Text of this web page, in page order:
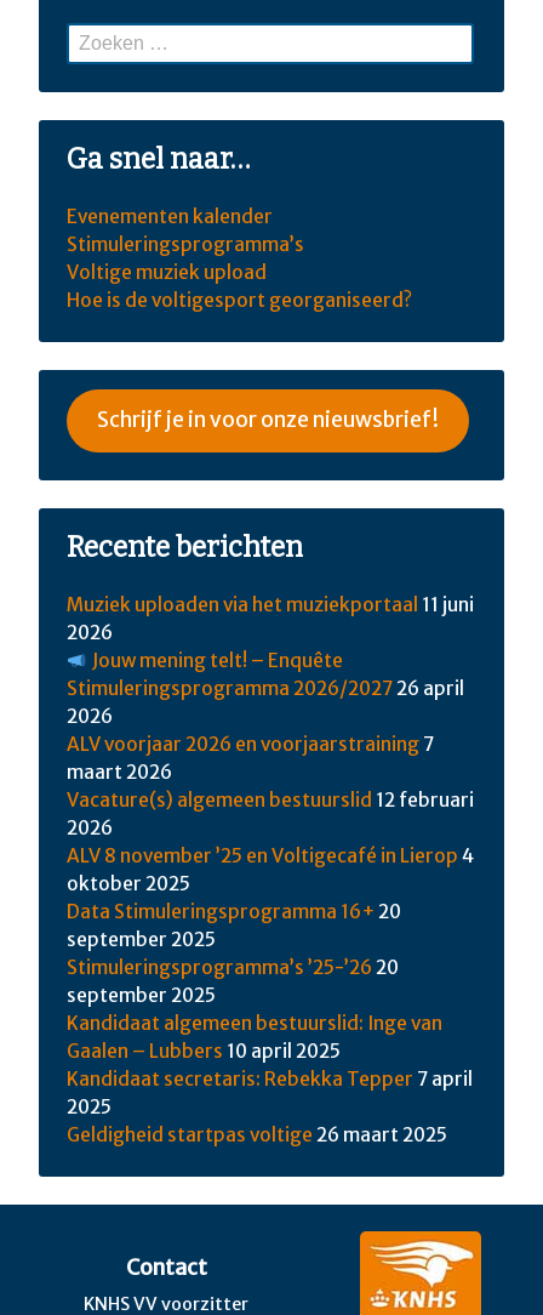
Zoeken
naar:
Ga snel naar…
Evenementen kalender
Stimuleringsprogramma’s
Voltige muziek upload
Hoe is de voltigesport georganiseerd?
Schrijf je in voor onze nieuwsbrief!
Recente berichten
Muziek uploaden via het muziekportaal 11 juni
2026
Jouw mening telt! – Enquête
Stimuleringsprogramma 2026/202726 april
2026
ALV voorjaar 2026 en voorjaarstraining 7
maart 2026
Vacature(s) algemeen bestuurslid 12 februari
2026
ALV 8 november ’25 en Voltigecafé in Lierop 4
oktober 2025
Data Stimuleringsprogramma 16+ 20
september 2025
Stimuleringsprogramma’s ’25-’26 20
september 2025
Kandidaat algemeen bestuurslid: Inge van
Gaalen – Lubbers 10 april 2025
Kandidaat secretaris: Rebekka Tepper 7 april
2025
Geldigheid startpas voltige 26 maart 2025
Contact
KNHS VV voorzitter